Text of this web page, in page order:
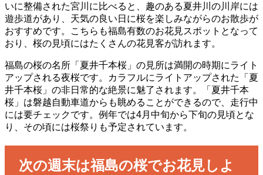
いに整備された宮川に比べると、趣のある夏井川の川岸には
遊歩道があり、天気の良い日に桜を楽しみながらのお散歩が
おすすめです。こちらも福島有数のお花見スポットとなって
おり、桜の見頃にはたくさんの花見客が訪れます。
福島の桜の名所「夏井千本桜」の見所は満開の時期にライト
アップされる夜桜です。カラフルにライトアップされた「夏
井千本桜」の非日常的な絶景に魅了されます。「夏井千本
桜」は磐越自動車道からも眺めることができるので、走行中
には要チェックです。例年では4月中旬から下旬の見頃とな
り、その頃には桜祭りも予定されています。
次の週末は福島の桜でお花見しよ